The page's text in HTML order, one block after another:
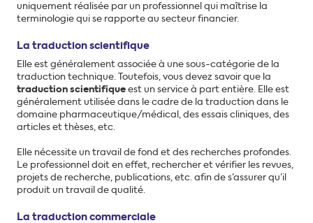
uniquement réalisée par un professionnel qui maîtrise la
terminologie qui se rapporte au secteur financier.
La traduction scientifique
Elle est généralement associée à une sous-catégorie de la
traduction technique. Toutefois, vous devez savoir que la
traduction scientifique est un service à part entière. Elle est
généralement utilisée dans le cadre de la traduction dans le
domaine pharmaceutique/médical, des essais cliniques, des
articles et thèses, etc.
Elle nécessite un travail de fond et des recherches profondes.
Le professionnel doit en effet, rechercher et vérifier les revues,
projets de recherche, publications, etc. afin de s’assurer qu’il
produit un travail de qualité.
La traduction commerciale